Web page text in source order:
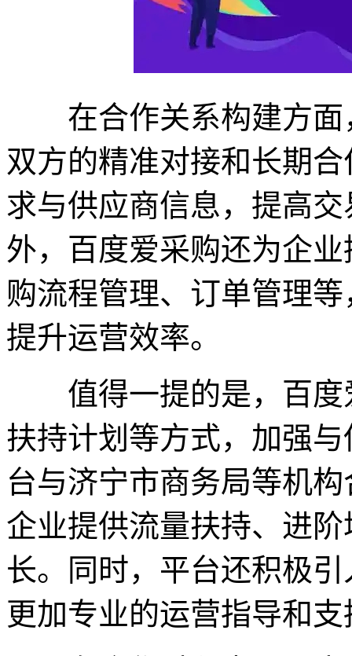
在合作关系构建方面
双方的精准对接和长期
求与供应商信息，提高
外，百度爱采购还为企
购流程管理、订单管理
提升运营效率。
值得一提的是，百度
扶持计划等方式，加强
台与济宁市商务局等机
企业提供流量扶持、进
长。同时，平台还积极
更加专业的运营指导和支